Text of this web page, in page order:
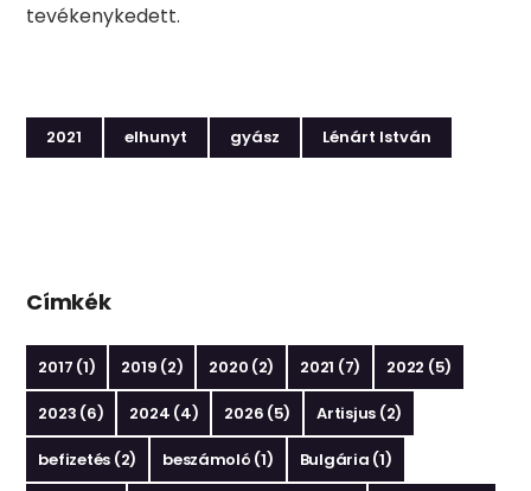
tevékenykedett.
2021 elhunyt gyász Lénárt István
Címkék
2017 (1) 2019 (2) 2020 (2) 2021 (7) 2022 (5)
2023 (6) 2024 (4) 2026 (5) Artisjus (2)
befizetés (2) beszámoló (1) Bulgária (1)